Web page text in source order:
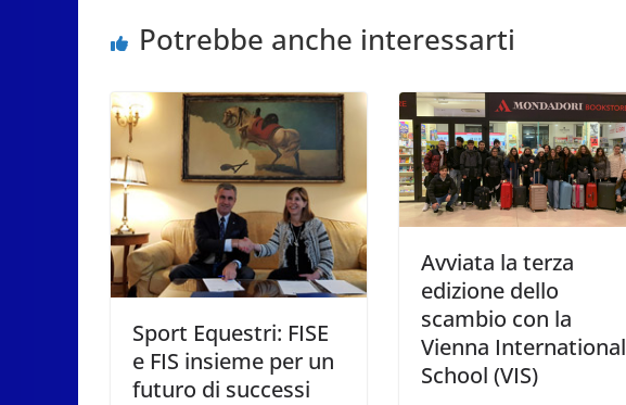
Potrebbe anche interessarti
Sport Equestri: FISE
e FIS insieme per un
futuro di successi
Avviata la terza
edizione dello
scambio con la
Vienna International
School (VIS)